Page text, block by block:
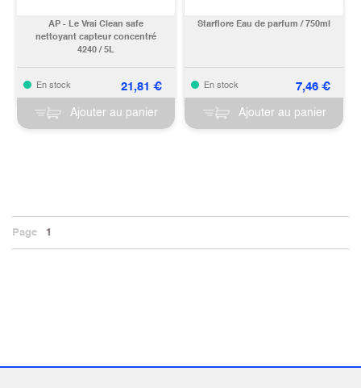
AP - Le Vrai Clean safe
nettoyant capteur concentré
4240 / 5L
En stock 21,81 €
Ajouter au panier
Starflore Eau de parfum / 750ml
En stock 7,46€
Ajouter au panier
Page 1